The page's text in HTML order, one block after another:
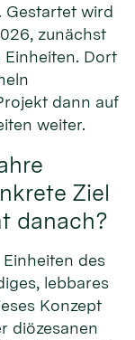
Gestartet wird
zunächst
Dort
dann auf
weiter.
Ziel
danach?
des
lebbares
Konzept
diözesanen